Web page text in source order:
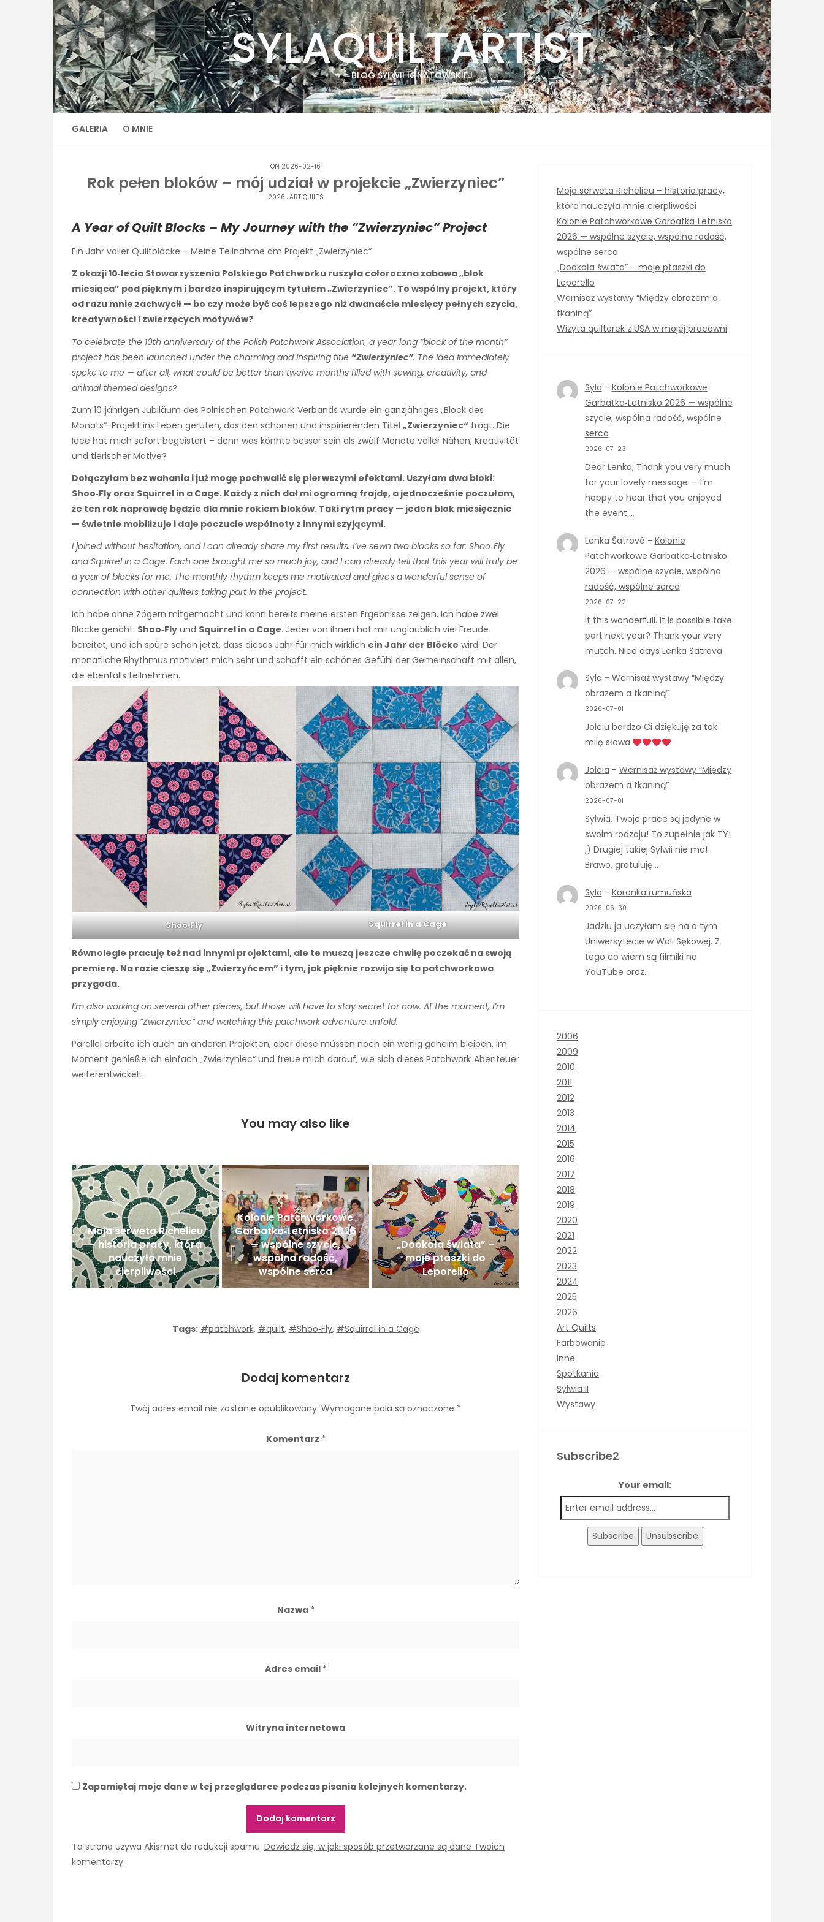
SYLAQUILTARTIST
BLOG SYLWII IGNATOWSKIEJ
GALERIA O MNIE
ON 2026-02-16
Rok pełen bloków – mój udział w projekcie „Zwierzyniec”
2026 .ART QUILTS
A Year of Quilt Blocks – My Journey with the “Zwierzyniec” Project
Ein Jahr voller Quiltblöcke – Meine Teilnahme am Projekt „Zwierzyniec“
Z okazji 10‑lecia Stowarzyszenia Polskiego Patchworku ruszyła całoroczna zabawa „blok
miesiąca” pod pięknym i bardzo inspirującym tytułem „Zwierzyniec”. To wspólny projekt, który
od razu mnie zachwycił — bo czy może być coś lepszego niż dwanaście miesięcy pełnych szycia,
kreatywności i zwierzęcych motywów?
To celebrate the 10th anniversary of the Polish Patchwork Association, a year‑long “block of the month”
project has been launched under the charming and inspiring title “Zwierzyniec”. The idea immediately
spoke to me — after all, what could be better than twelve months filled with sewing, creativity, and
animal‑themed designs?
Zum 10‑jährigen Jubiläum des Polnischen Patchwork‑Verbands wurde ein ganzjähriges „Block des
Monats“-Projekt ins Leben gerufen, das den schönen und inspirierenden Titel „Zwierzyniec“ trägt. Die
Idee hat mich sofort begeistert – denn was könnte besser sein als zwölf Monate voller Nähen, Kreativität
und tierischer Motive?
Dołączyłam bez wahania i już mogę pochwalić się pierwszymi efektami. Uszyłam dwa bloki:
Shoo‑Fly oraz Squirrel in a Cage. Każdy z nich dał mi ogromną frajdę, a jednocześnie poczułam,
że ten rok naprawdę będzie dla mnie rokiem bloków. Taki rytm pracy — jeden blok miesięcznie
— świetnie mobilizuje i daje poczucie wspólnoty z innymi szyjącymi.
I joined without hesitation, and I can already share my first results. I’ve sewn two blocks so far: Shoo‑Fly
and Squirrel in a Cage. Each one brought me so much joy, and I can already tell that this year will truly be
a year of blocks for me. The monthly rhythm keeps me motivated and gives a wonderful sense of
connection with other quilters taking part in the project.
Ich habe ohne Zögern mitgemacht und kann bereits meine ersten Ergebnisse zeigen. Ich habe zwei
Blöcke genäht: Shoo‑Fly und Squirrel in a Cage. Jeder von ihnen hat mir unglaublich viel Freude
bereitet, und ich spüre schon jetzt, dass dieses Jahr für mich wirklich ein Jahr der Blöcke wird. Der
monatliche Rhythmus motiviert mich sehr und schafft ein schönes Gefühl der Gemeinschaft mit allen,
die ebenfalls teilnehmen.
Shoo‑Fly Squirrel in a Cage
Równolegle pracuję też nad innymi projektami, ale te muszą jeszcze chwilę poczekać na swoją
premierę. Na razie cieszę się „Zwierzyńcem” i tym, jak pięknie rozwija się ta patchworkowa
przygoda.
I’m also working on several other pieces, but those will have to stay secret for now. At the moment, I’m
simply enjoying “Zwierzyniec” and watching this patchwork adventure unfold.
Parallel arbeite ich auch an anderen Projekten, aber diese müssen noch ein wenig geheim bleiben. Im
Moment genieße ich einfach „Zwierzyniec“ und freue mich darauf, wie sich dieses Patchwork‑Abenteuer
weiterentwickelt.
You may also like
Moja serweta Richelieu
– historia pracy, która
nauczyła mnie
cierpliwości
Kolonie Patchworkowe
Garbatka‑Letnisko 2026
— wspólne szycie,
wspólna radość,
wspólne serca
„Dookoła świata” –
moje ptaszki do
Leporello
Tags: #patchwork, #quilt, #Shoo‑Fly, #Squirrel in a Cage
Dodaj komentarz
Twój adres email nie zostanie opublikowany. Wymagane pola są oznaczone *
Komentarz *
Nazwa *
Adres email *
Witryna internetowa
Zapamiętaj moje dane w tej przeglądarce podczas pisania kolejnych komentarzy.
Ta strona używa Akismet do redukcji spamu. Dowiedz się, w jaki sposób przetwarzane są dane Twoich
komentarzy.
Moja serweta Richelieu – historia pracy,
która nauczyła mnie cierpliwości
Kolonie Patchworkowe Garbatka‑Letnisko
2026 — wspólne szycie, wspólna radość,
wspólne serca
„Dookoła świata” – moje ptaszki do
Leporello
Wernisaż wystawy “Między obrazem a
tkaniną”
Wizyta quilterek z USA w mojej pracowni
Syla - Kolonie Patchworkowe
Garbatka‑Letnisko 2026 — wspólne
szycie, wspólna radość, wspólne
serca
2026-07-23
Dear Lenka, Thank you very much
for your lovely message — I’m
happy to hear that you enjoyed
the event.…
Lenka Šatrová - Kolonie
Patchworkowe Garbatka‑Letnisko
2026 — wspólne szycie, wspólna
radość, wspólne serca
2026-07-22
It this wonderfull. It is possible take
part next year? Thank your very
mutch. Nice days Lenka Satrova
Syla - Wernisaż wystawy “Między
obrazem a tkaniną”
2026-07-01
Jolciu bardzo Ci dziękuję za tak
milę słowa
Jolcia - Wernisaż wystawy “Między
obrazem a tkaniną”
2026-07-01
Sylwia, Twoje prace są jedyne w
swoim rodzaju! To zupełnie jak TY!
;) Drugiej takiej Sylwii nie ma!
Brawo, gratuluję…
Syla - Koronka rumuńska
2026-06-30
Jadziu ja uczyłam się na o tym
Uniwersytecie w Woli Sękowej. Z
tego co wiem są filmiki na
YouTube oraz…
2006
2009
2010
2011
2012
2013
2014
2015
2016
2017
2018
2019
2020
2021
2022
2023
2024
2025
2026
Art Quilts
Farbowanie
Inne
Spotkania
Sylwia II
Wystawy
Subscribe2
Your email: